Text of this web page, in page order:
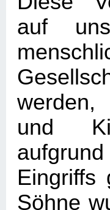
auf
und
Eingriffs
Söhne